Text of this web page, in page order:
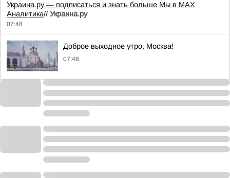
Украина.ру — подписаться и знать больше Мы в MAX
Аналитика// Украина.ру
07:48
Доброе выходное утро, Москва!
07:48